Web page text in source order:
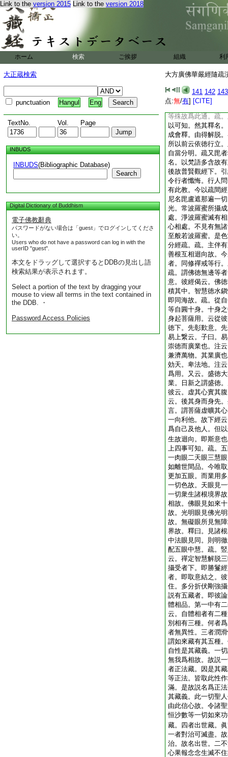
Link to the version 2015 Link to the version 2018
ホーム 検索 ご挨拶 組織 利
大正蔵検索
punctuation Hangul Eng
TextNo. Vol. Page
INBUDS
INBUDS(Bibliographic Database)
Search
Digital Dictionary of Buddhism
電子佛教辭典
パスワードがない場合は「guest」でログインしてくださ
い。
Users who do not have a password can log in with the
userID "guest".
本文をドラッグして選択するとDDBの見出し語
検索結果が表示されます。
Select a portion of the text by dragging your
mouse to view all terms in the text contained in
the DDB. ・
Password Access Policies
大方廣佛華嚴經隨疏
141 142 143
点:無/有] [CITE]
妙法無染中。即金
諸使。即金剛利菩
法輪恒不退。即金
輪菩薩。四辯演説
誓慈悲甲。即金剛
薩。摧破魔羅勝軍
云金剛牙菩薩。堅
菩薩。又如乘聲濟
便名華手菩薩等。
十名之普是別之總
既顯法界總相之徳
等殊故爲此通。疏
以可知。然其釋名
成會釋。由得解脱
所以前云依徳行立
自當分明。疏又毘
名。以梵語多含故
後故普賢觀經下。
令行者懺悔。行人
有此教。今以疏間
尼名毘盧遮那遍一
光。常波羅蜜所攝
處。淨波羅蜜滅有
心相處。不見有無
至般若波羅蜜。是
分經疏。疏。主伴
善根互相迴向故。
者。同修禪戒等行
疏。謂佛徳無邊等
意。彼經偈云。佛
積其中。智慧徳水
即同海故。疏。從
等自圓十身。十身
身起菩薩用。云從
徳下。先彰歎意。
易上繋云。子曰。
崇徳而廣業也。注
兼濟萬物。其業廣
効天。卑法地。注
爲用。又云。盛徳
業。日新之謂盛徳
彼云。虚其心實其
云。後其身而身先
言。謂菩薩虚曠其
一向利他。故下經
爲自己及他人。但
生故迴向。即斯意
上四事可知。疏。
一肉眼二天眼三慧
如離世間品。今唯
更加五眼。而業用
一切色故。天眼見
一切衆生諸根境界
相故。佛眼見如來
故。光明眼見佛光
故。無礙眼所見無
界故。釋曰。見諸
中法眼見同。則明
配五眼中慧。疏。
云。禪定智慧解脱
攝受者下。即勝鬘
者。即取意結之。
住。多分折伏剛強
説有五藏者。即彼
體相品。第一中有
云。自體相者有二
別相有三種。何者
者無異性。三者潤
謂如來藏有其五種
自性是其藏義。一
無我爲相故。故説
者正法藏。因是其
等正法。皆取此性
滿。是故説名爲正
其藏義。此一切聖
由此信心故。令諸
恒沙數等一切如來
藏。四者出世藏。
一者對治可滅盡。
治。故名出世。二
心果報念念生滅不